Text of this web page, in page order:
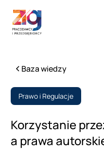
Baza wiedzy
Prawo i Regulacje
Korzystanie
a prawa